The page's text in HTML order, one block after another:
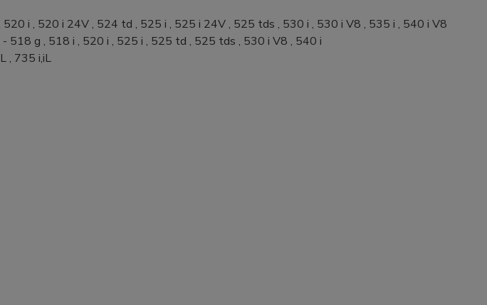
i , 520 i 24V , 524 td , 525 i , 525 i 24V , 525 tds , 530 i , 530 i V8 , 535 i , 540 i V8
g , 518 i , 520 i , 525 i , 525 td , 525 tds , 530 i V8 , 540 i
, 735 i,iL